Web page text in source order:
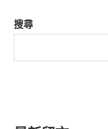
搜尋